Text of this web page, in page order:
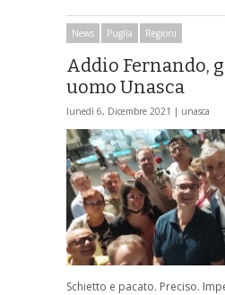
News Puglia Regioni
Addio Fernando,
uomo Unasca
lunedì 6, Dicembre 2021 | unasca
Schietto e pacato. Preciso.